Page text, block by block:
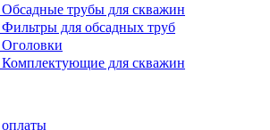
Обсадные трубы для скважин
Фильтры для обсадных труб
Оголовки
Комплектующие для скважин